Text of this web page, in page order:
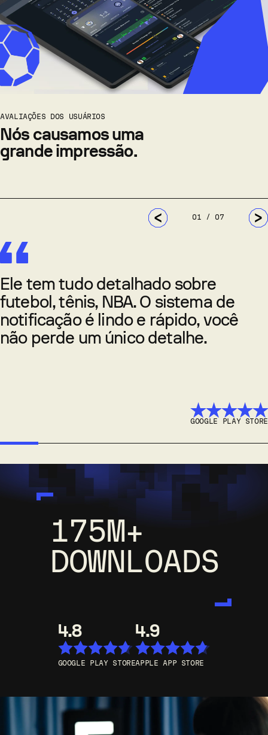
AVALIAÇÕES DOS USUÁRIOS
Nós causamos uma
grande impressão.
01 / 07
Ele tem tudo detalhado sobre
futebol, tênis, NBA. O sistema de
notificação é lindo e rápido, você
não perde um único detalhe.
GOOGLE PLAY STORE
175M+
DOWNLOADS
4.8
GOOGLE PLAY STORE
4.9
APPLE APP STORE